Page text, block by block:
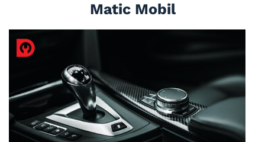
Matic Mobil